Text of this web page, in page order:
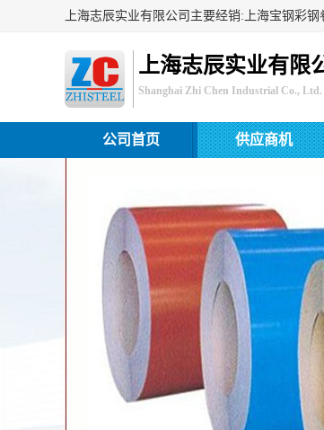
上海志辰实业有限
Shanghai Zhi Chen Industrial Co., Ltd.
公司首页 供应商机